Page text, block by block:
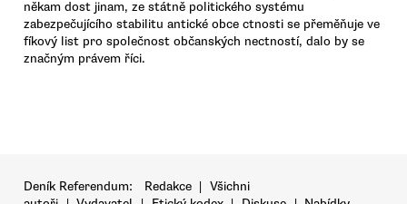
někam dost jinam, ze státně politického systému
zabezpečujícího stabilitu antické obce ctnosti se přeměňuje ve
fíkový list pro společnost občanských nectností, dalo by se
značným právem říci.
Deník Referendum: Redakce | Všichni